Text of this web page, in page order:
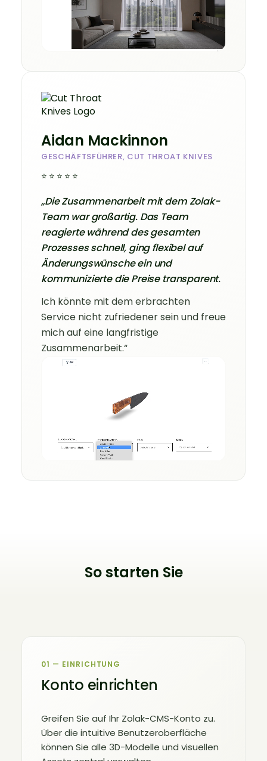
Aidan Mackinnon
GESCHÄFTSFÜHRER, CUT THROAT KNIVES
⭐⭐⭐⭐⭐
„Die Zusammenarbeit mit dem Zolak-
Team war großartig. Das Team
reagierte während des gesamten
Prozesses schnell, ging flexibel auf
Änderungswünsche ein und
kommunizierte die Preise transparent.
Ich könnte mit dem erbrachten
Service nicht zufriedener sein und freue
mich auf eine langfristige
Zusammenarbeit.“
So starten Sie
01 — EINRICHTUNG
Konto einrichten
Greifen Sie auf Ihr Zolak-CMS-Konto zu.
Über die intuitive Benutzeroberfläche
können Sie alle 3D-Modelle und visuellen